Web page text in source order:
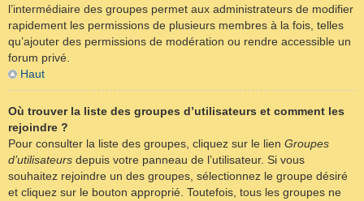
l’intermédiaire des groupes permet aux administrateurs de modifier
rapidement les permissions de plusieurs membres à la fois, telles
qu’ajouter des permissions de modération ou rendre accessible un
forum privé.
Haut
Où trouver la liste des groupes d’utilisateurs et comment les
rejoindre ?
Pour consulter la liste des groupes, cliquez sur le lien Groupes
d’utilisateurs depuis votre panneau de l’utilisateur. Si vous
souhaitez rejoindre un des groupes, sélectionnez le groupe désiré
et cliquez sur le bouton approprié. Toutefois, tous les groupes ne